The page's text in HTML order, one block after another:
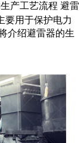
产工艺流程 避雷
要用于保护电力
介绍避雷器的生